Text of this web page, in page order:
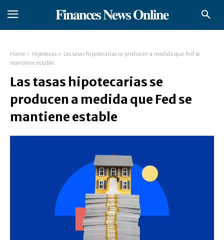
𝐅𝐢𝐧𝐚𝐧𝐜𝐞𝐬 𝐍𝐞𝐰𝐬 𝐎𝐧𝐥𝐢𝐧𝐞
Home Hipotecas
Las tasas hipotecarias se producen a medida que Fed se
mantiene estable
Las tasas hipotecarias se
producen a medida que Fed se
mantiene estable